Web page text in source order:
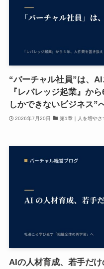
“バーチャル社員”は、
『レバレッジ起業』か
しかできないビジネス”
2026年7月20日 第1章｜人を増やさ
AIの人材育成、若手だ